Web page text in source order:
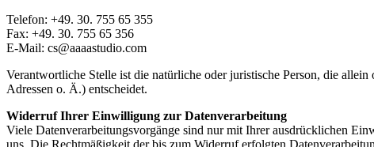
Telefon: +49. 30. 755 65 355
Fax: +49. 30. 755 65 356
E-Mail: cs@aaaastudio.com
Verantwortliche Stelle ist die natürliche oder juristische Person, die
Adressen o. Ä.) entscheidet.
Widerruf Ihrer Einwilligung zur Datenverarbeitung
Viele Datenverarbeitungsvorgänge sind nur mit Ihrer ausdrücklichen
uns. Die Rechtmäßigkeit der bis zum Widerruf erfolgten